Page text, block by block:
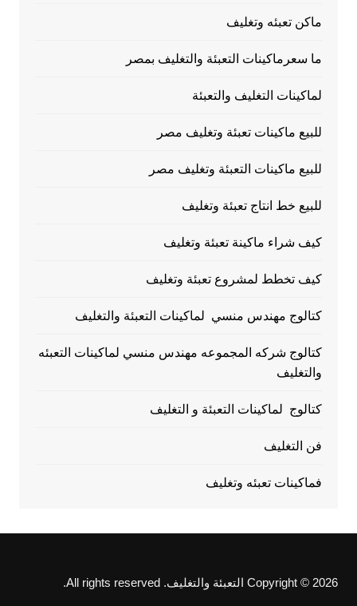
ماكن تعبئه وتغليف
ما سعرماكينات التعبئة والتغليف بمصر
لماكينات التغليف والتعبئة
للبيع ماكينات تعبئة وتغليف مصر
للبيع ماكينات التعبئة وتغليف مصر
للبيع خط انتاج تعبئة وتغليف
كيف شراء ماكينة تعبئة وتغليف
كيف تخطط لمشروع تعبئة وتغليف
كتالوج مهندس منسي لماكينات التعبئة والتغليف
كتالوج شركه المجموعه مهندس منسي لماكينات التعبئه
والتغليف
كتالوج لماكينات التعبئة و التغليف
فن التغليف
فماكينات تعبئه وتغليف
Copyright © 2026 التعبئة والتغليف. All rights reserved.